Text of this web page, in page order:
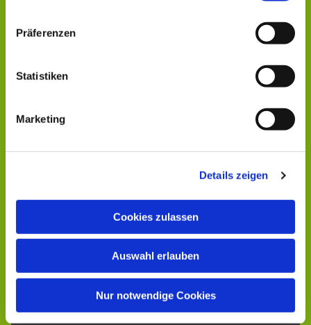
Präferenzen
Statistiken
Marketing
Details zeigen
Cookies zulassen
Auswahl erlauben
Nur notwendige Cookies